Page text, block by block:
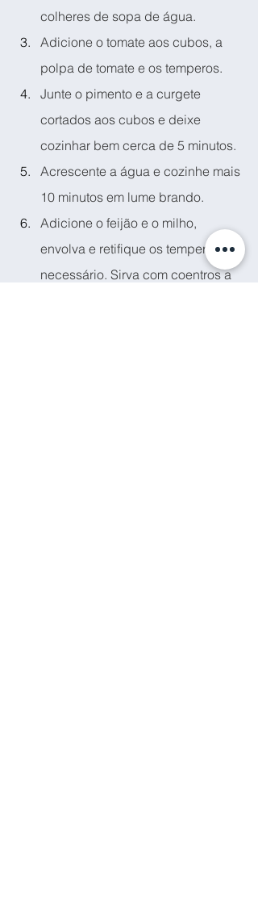
colheres de sopa de água.
Adicione o tomate aos cubos, a
polpa de tomate e os temperos.
Junte o pimento e a curgete
cortados aos cubos e deixe
cozinhar bem cerca de 5 minutos.
Acrescente a água e cozinhe mais
10 minutos em lume brando.
Adicione o feijão e o milho,
envolva e retifique os temperos se
necessário. Sirva com coentros a